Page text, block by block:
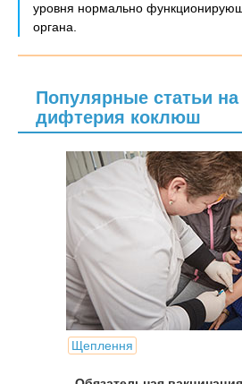
уровня нормально
органа.
Популярные статьи на
дифтерия коклюш
Щеплення